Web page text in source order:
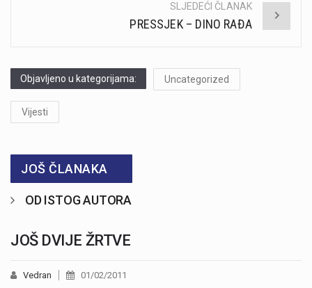
SLJEDEĆI ČLANAK
PRESSJEK – DINO RAĐA
Objavljeno u kategorijama: Uncategorized
Vijesti
JOŠ ČLANAKA
OD ISTOG AUTORA
JOŠ DVIJE ŽRTVE
Vedran 01/02/2011